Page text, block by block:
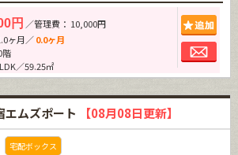
円 ／管理費： 10,000円
ヶ月／0.0ヶ月
階
／59.25㎡
エムズポート 【08月08日更新】
宅配ボックス